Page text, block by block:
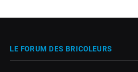
LE FORUM DES BRICOLEURS